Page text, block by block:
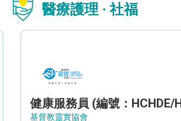
醫療護理 · 社福
健康服務員 (編號：HCHDE/
基督教靈實協會